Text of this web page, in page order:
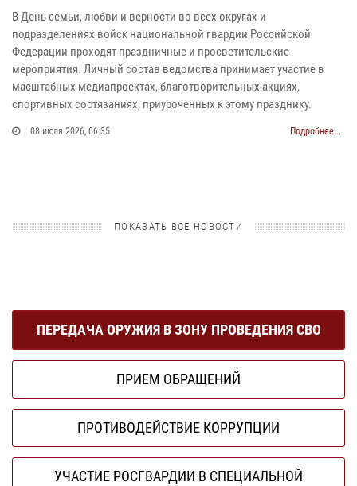
В День семьи, любви и верности во всех округах и
подразделениях войск национальной гвардии Российской
Федерации проходят праздничные и просветительские
мероприятия. Личный состав ведомства принимает участие в
масштабных медиапроектах, благотворительных акциях,
спортивных состязаниях, приуроченных к этому празднику.
08 июля 2026, 06:35 Подробнее...
ПОКАЗАТЬ ВСЕ НОВОСТИ
ПЕРЕДАЧА ОРУЖИЯ В ЗОНУ ПРОВЕДЕНИЯ СВО
ПРИЕМ ОБРАЩЕНИЙ
ПРОТИВОДЕЙСТВИЕ КОРРУПЦИИ
УЧАСТИЕ РОСГВАРДИИ В СПЕЦИАЛЬНОЙ